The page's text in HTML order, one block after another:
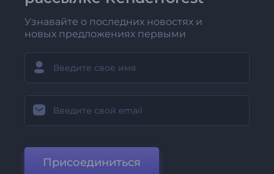
Узнавайте о последних новостях и
новых предложениях первыми
Присоединиться